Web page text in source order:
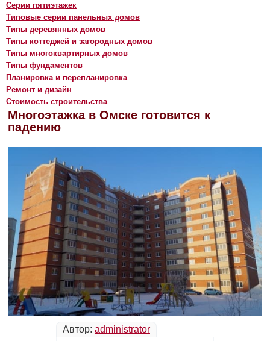
Серии пятиэтажек
Типовые серии панельных домов
Типы деревянных домов
Типы коттеджей и загородных домов
Типы многоквартирных домов
Типы фундаментов
Планировка и перепланировка
Ремонт и дизайн
Стоимость строительства
Многоэтажка в Омске готовится к
падению
Автор: administrator